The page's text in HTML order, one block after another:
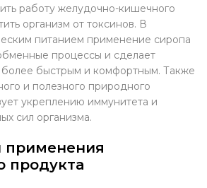
работу желудочно-кишечного
организм от токсинов. В
питанием применение сиропа
процессы и сделает
быстрым и комфортным. Также
и полезного природного
укреплению иммунитета и
сил организма.
применения
продукта